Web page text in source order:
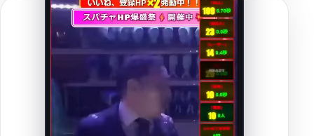
PC
スタンダード
映像ごと、世界をつくる。